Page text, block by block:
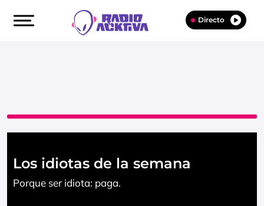
Directo
Los idiotas de la semana
Porque ser idiota: paga.